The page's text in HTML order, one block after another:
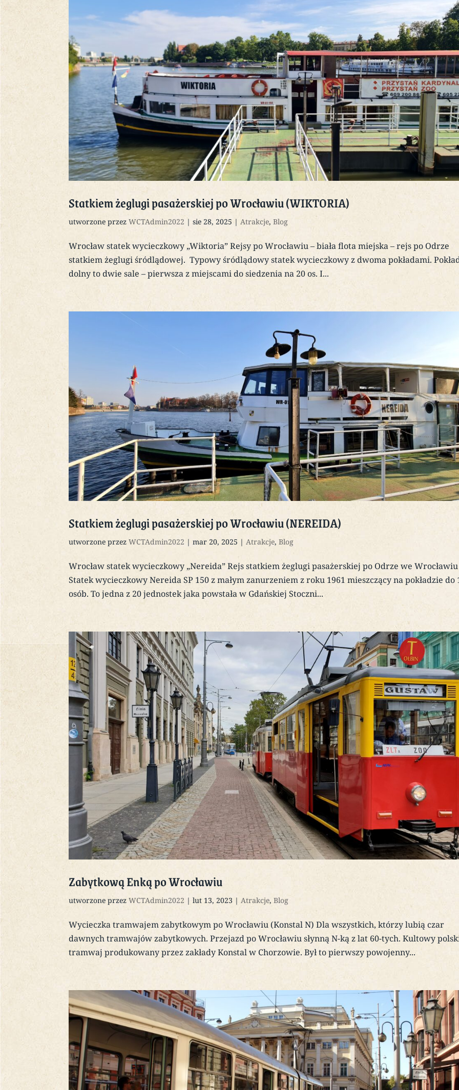
Statkiem żeglugi pasażerskiej po Wrocławiu (WIKTORIA)
utworzone przezWCTAdmin2022 |sie 28, 2025 |Atrakcje,Blog
Wrocław statek wycieczkowy „Wiktoria” Rejsy po Wrocławiu – biała flota miejska – rejs po Odrze
statkiem żeglugi śródlądowej. Typowy śródlądowy statek wycieczkowy z dwoma pokładami.
dolny to dwie sale – pierwsza z miejscami do siedzenia na 20 os. I...
Statkiem żeglugi pasażerskiej po Wrocławiu (NEREIDA)
utworzone przezWCTAdmin2022 |mar 20, 2025 |Atrakcje,Blog
Wrocław statek wycieczkowy „Nereida” Rejs statkiem żeglugi pasażerskiej po Odrze we Wrocławiu
Statek wycieczkowy Nereida SP 150 z małym zanurzeniem z roku 1961 mieszczący na pokładzie do
osób. To jedna z 20 jednostek jaka powstała w Gdańskiej Stoczni...
Zabytkową Enką po Wrocławiu
utworzone przezWCTAdmin2022 |lut 13, 2023 |Atrakcje,Blog
Wycieczka tramwajem zabytkowym po Wrocławiu (Konstal N) Dla wszystkich, którzy lubią czar
dawnych tramwajów zabytkowych. Przejazd po Wrocławiu słynną N-ką z lat 60-tych. Kultowy
tramwaj produkowany przez zakłady Konstal w Chorzowie. Był to pierwszy powojenny...